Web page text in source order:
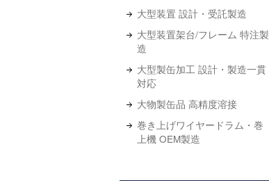
大型装置 設計・受託製造
大型装置架台/フレーム 特注製
造
大型製缶加工 設計・製造一貫
対応
大物製缶品 高精度溶接
巻き上げワイヤードラム・巻
上機 OEM製造